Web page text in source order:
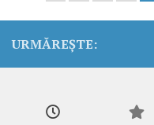
URMĂREȘTE: